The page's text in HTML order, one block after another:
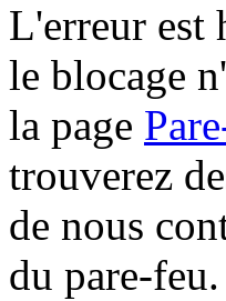
L'erreur est
le blocage
la page
trouverez
de nous
du pare-feu.